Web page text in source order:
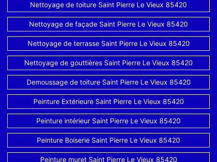
Nettoyage de toiture Saint Pierre Le Vieux 85420
Nettoyage de façade Saint Pierre Le Vieux 85420
Nettoyage de terrasse Saint Pierre Le Vieux 85420
Nettoyage de gouttières Saint Pierre Le Vieux 85420
Demoussage de toiture Saint Pierre Le Vieux 85420
Peinture Extérieure Saint Pierre Le Vieux 85420
Peinture intérieur Saint Pierre Le Vieux 85420
Peinture Boiserie Saint Pierre Le Vieux 85420
Peinture muret Saint Pierre Le Vieux 85420